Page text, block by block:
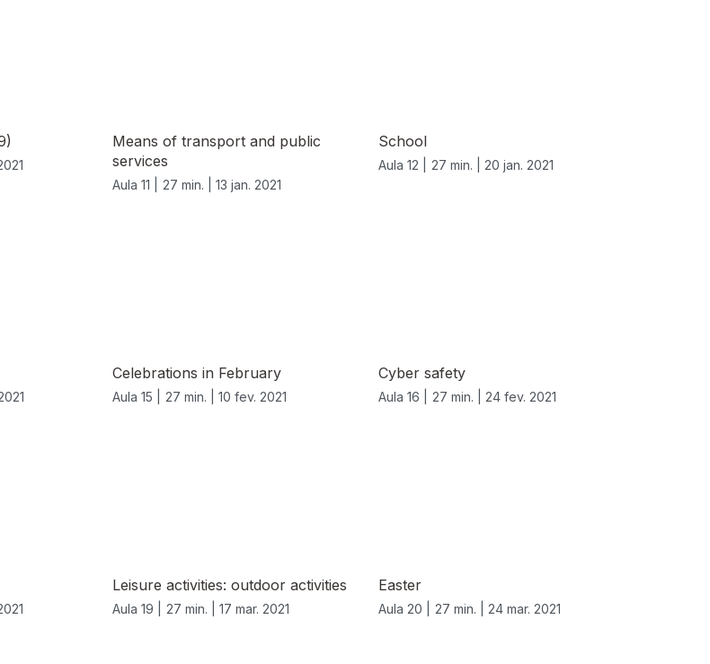
Means of transport and public
services
Aula 11 | 27 min. | 13 jan. 2021
School
Aula 12 | 27 min. | 20 jan. 2021
Celebrations in February
Aula 15 | 27 min. | 10 fev. 2021
Cyber safety
Aula 16 | 27 min. | 24 fev. 2021
Leisure activities: outdoor activities
Aula 19 | 27 min. | 17 mar. 2021
Easter
Aula 20 | 27 min. | 24 mar. 2021